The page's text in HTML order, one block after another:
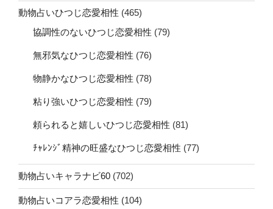
動物占いひつじ恋愛相性 (465)
協調性のないひつじ恋愛相性 (79)
無邪気なひつじ恋愛相性 (76)
物静かなひつじ恋愛相性 (78)
粘り強いひつじ恋愛相性 (79)
頼られると嬉しいひつじ恋愛相性 (81)
ﾁｬﾚﾝｼﾞ精神の旺盛なひつじ恋愛相性 (77)
動物占いキャラナビ60 (702)
動物占いコアラ恋愛相性 (104)